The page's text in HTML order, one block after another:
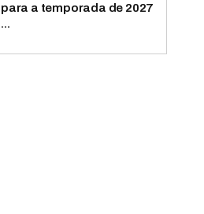
para a temporada de 2027
...